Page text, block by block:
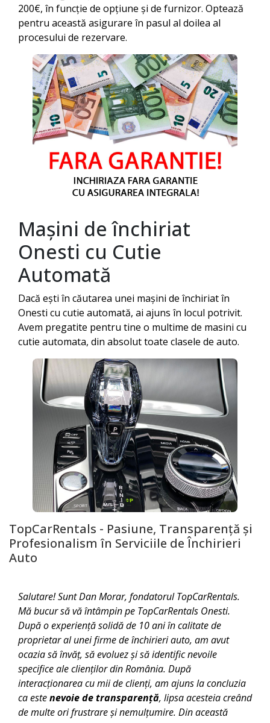
200€, în funcție de opțiune și de furnizor. Optează
pentru această asigurare în pasul al doilea al
procesului de rezervare.
Mașini de închiriat
Onesti cu Cutie
Automată
Dacă ești în căutarea unei mașini de închiriat în
Onesti cu cutie automată, ai ajuns în locul potrivit.
Avem pregatite pentru tine o multime de masini cu
cutie automata, din absolut toate clasele de auto.
TopCarRentals - Pasiune, Transparență și
Profesionalism în Serviciile de Închirieri
Auto
Salutare! Sunt Dan Morar, fondatorul TopCarRentals.
Mă bucur să vă întâmpin pe TopCarRentals Onesti.
După o experiență solidă de 10 ani în calitate de
proprietar al unei firme de închirieri auto, am avut
ocazia să învăț, să evoluez și să identific nevoile
specifice ale clienților din România. După
interacționarea cu mii de clienți, am ajuns la concluzia
ca estenevoie de transparență, lipsa acesteia creând
de multe ori frustrare și nemulțumire. Din această